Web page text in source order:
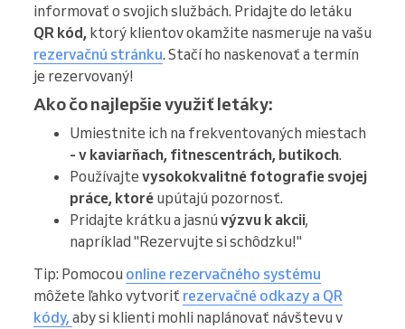
informovať o svojich službách. Pridajte do letáku
QR kód, ktorý klientov okamžite nasmeruje na vašu
rezervačnú stránku. Stačí ho naskenovať a termín
je rezervovaný!
Ako čo najlepšie využiť letáky:
Umiestnite ich na frekventovaných miestach
- v kaviarňach, fitnescentrách, butikoch.
Používajte vysokokvalitné fotografie svojej
práce, ktoré upútajú pozornosť.
Pridajte krátku a jasnú výzvu k akcii,
napríklad "Rezervujte si schôdzku!"
Tip: Pomocou online rezervačného systému
môžete ľahko vytvoriť rezervačné odkazy a QR
kódy, aby si klienti mohli naplánovať návštevu v